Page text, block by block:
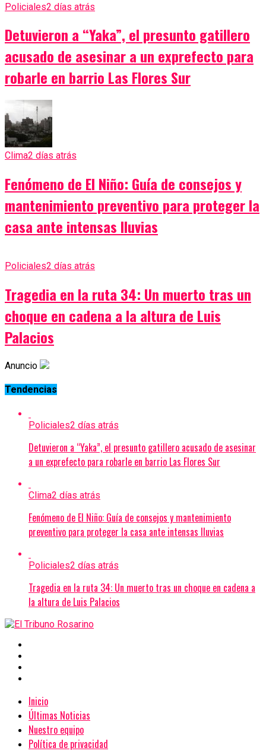
Policiales2 días atrás
Detuvieron a “Yaka”, el presunto gatillero
acusado de asesinar a un exprefecto para
robarle en barrio Las Flores Sur
Clima2 días atrás
Fenómeno de El Niño: Guía de consejos y
mantenimiento preventivo para proteger la
casa ante intensas lluvias
Policiales2 días atrás
Tragedia en la ruta 34: Un muerto tras un
choque en cadena a la altura de Luis
Palacios
Anuncio
Tendencias
Policiales2 días atrás
Detuvieron a “Yaka”, el presunto gatillero acusado de asesinar
a un exprefecto para robarle en barrio Las Flores Sur
Clima2 días atrás
Fenómeno de El Niño: Guía de consejos y mantenimiento
preventivo para proteger la casa ante intensas lluvias
Policiales2 días atrás
Tragedia en la ruta 34: Un muerto tras un choque en cadena a
la altura de Luis Palacios
Inicio
Últimas Noticias
Nuestro equipo
Política de privacidad